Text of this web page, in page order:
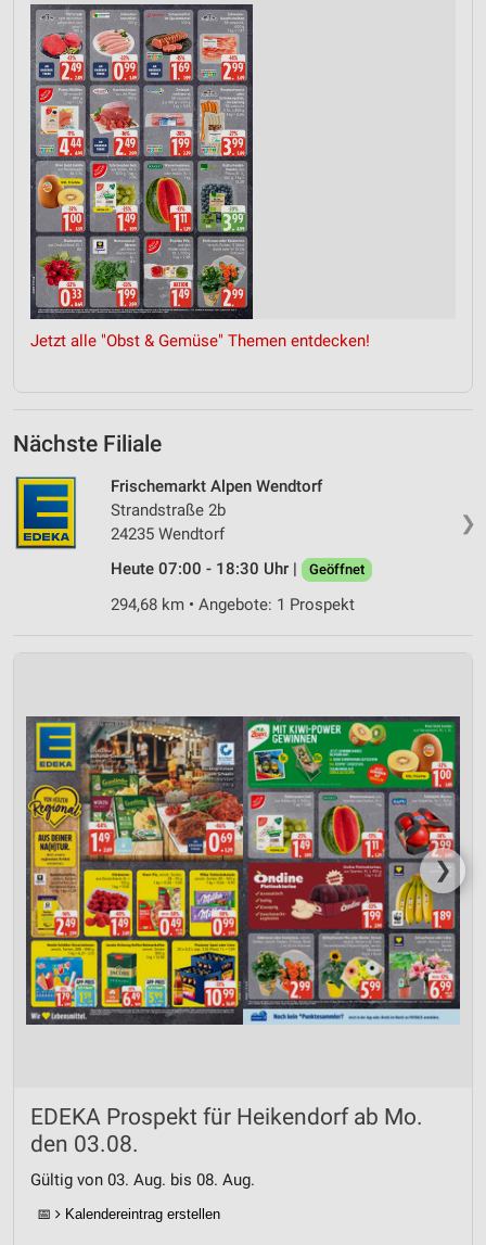
Jetzt alle "Obst & Gemüse" Themen entdecken!
Nächste Filiale
❯
Frischemarkt Alpen Wendtorf
Strandstraße 2b
24235 Wendtorf
Heute 07:00 - 18:30 Uhr |
Geöffnet
294,68 km • Angebote: 1 Prospekt
❯
EDEKA Prospekt für Heikendorf ab Mo.
den 03.08.
Gültig von 03. Aug. bis 08. Aug.
📅 Kalendereintrag erstellen